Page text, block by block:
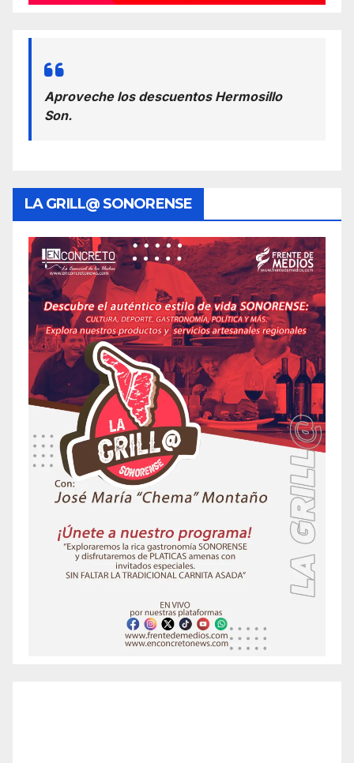
Aproveche los descuentos Hermosillo
Son.
LA GRILL@ SONORENSE